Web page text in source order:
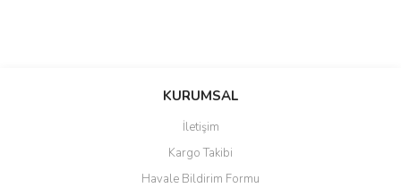
KURUMSAL
İletişim
Kargo Takibi
Havale Bildirim Formu